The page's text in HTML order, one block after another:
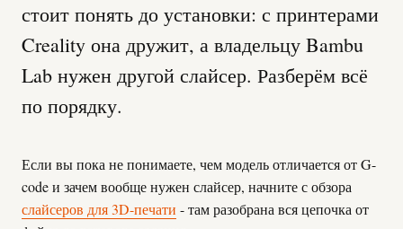
стоит понять до установки: с принтерами
Creality она дружит, а владельцу Bambu
Lab нужен другой слайсер. Разберём всё
по порядку.
Если вы пока не понимаете, чем модель отличается от G-
code и зачем вообще нужен слайсер, начните с обзора
слайсеров для 3D-печати - там разобрана вся цепочка от